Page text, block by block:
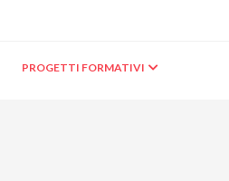
PROGETTI FORMATIVI